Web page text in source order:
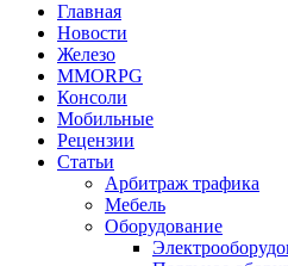
Главная
Новости
Железо
MMORPG
Консоли
Мобильные
Рецензии
Статьи
Арбитраж трафика
Мебель
Оборудование